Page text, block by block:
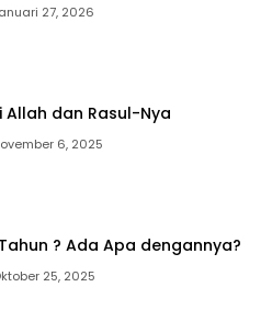
27, 2026
Allah dan Rasul-Nya
6, 2025
? Ada Apa dengannya?
25, 2025